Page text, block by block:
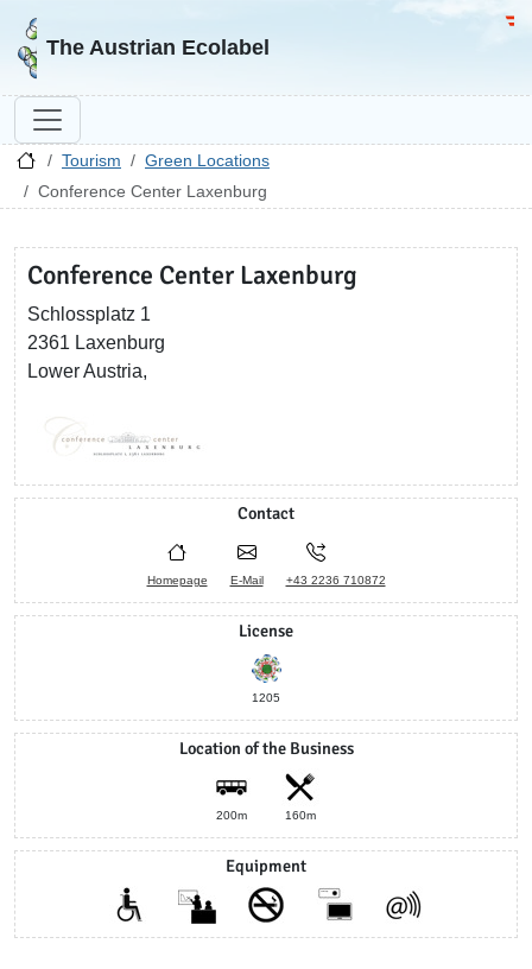
Go to homepage
The Austrian Ecolabel
Tourism
Green Locations
Conference Center Laxenburg
Conference Center Laxenburg
Schlossplatz 1
2361 Laxenburg
Lower Austria,
Contact
Homepage E-Mail +43 2236 710872
License
1205
Location of the Business
200m 160m
Equipment